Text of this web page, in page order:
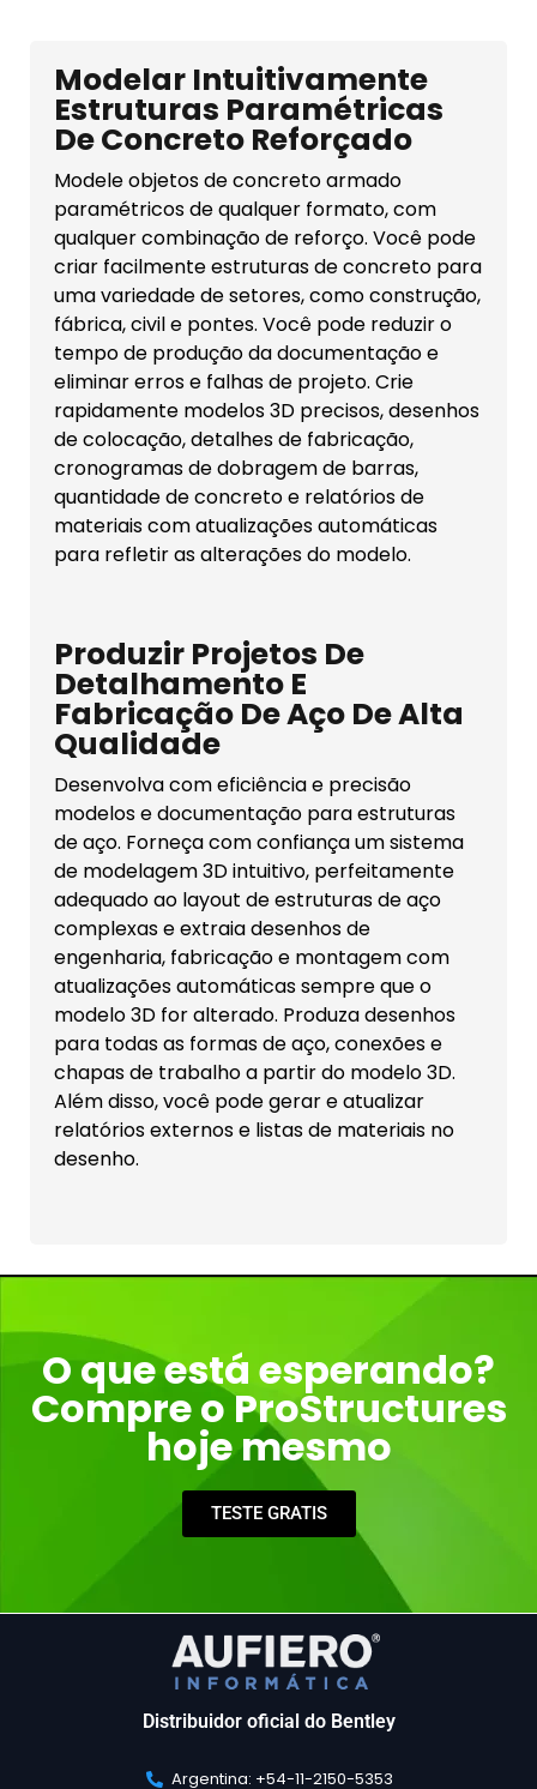
Modelar Intuitivamente
Estruturas Paramétricas
De Concreto Reforçado
Modele objetos de concreto armado
paramétricos de qualquer formato, com
qualquer combinação de reforço. Você pode
criar facilmente estruturas de concreto para
uma variedade de setores, como construção,
fábrica, civil e pontes. Você pode reduzir o
tempo de produção da documentação e
eliminar erros e falhas de projeto. Crie
rapidamente modelos 3D precisos, desenhos
de colocação, detalhes de fabricação,
cronogramas de dobragem de barras,
quantidade de concreto e relatórios de
materiais com atualizações automáticas
para refletir as alterações do modelo.
Produzir Projetos De
Detalhamento E
Fabricação De Aço De Alta
Qualidade
Desenvolva com eficiência e precisão
modelos e documentação para estruturas
de aço. Forneça com confiança um sistema
de modelagem 3D intuitivo, perfeitamente
adequado ao layout de estruturas de aço
complexas e extraia desenhos de
engenharia, fabricação e montagem com
atualizações automáticas sempre que o
modelo 3D for alterado. Produza desenhos
para todas as formas de aço, conexões e
chapas de trabalho a partir do modelo 3D.
Além disso, você pode gerar e atualizar
relatórios externos e listas de materiais no
desenho.
O que está esperando?
Compre o ProStructures
hoje mesmo
TESTE GRATIS
Distribuidor oficial do Bentley
Argentina: +54-11-2150-5353​